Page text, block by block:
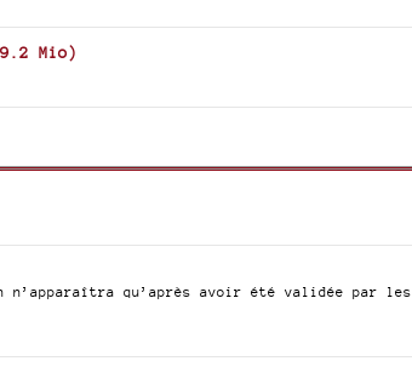
decrease
Mio)
qu’après avoir été validée par les